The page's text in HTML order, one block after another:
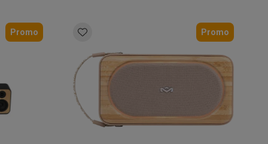
Promo Promo